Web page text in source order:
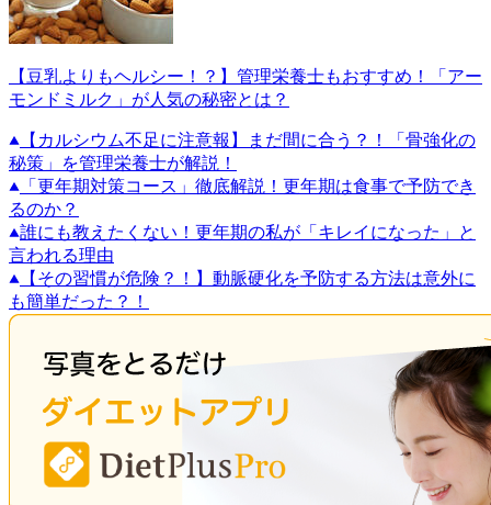
【豆乳よりもヘルシー！？】管理栄養士もおすすめ！「アー
モンドミルク」が人気の秘密とは？
【カルシウム不足に注意報】まだ間に合う？！「骨強化の
秘策」を管理栄養士が解説！
「更年期対策コース」徹底解説！更年期は食事で予防でき
るのか？
誰にも教えたくない！更年期の私が「キレイになった」と
言われる理由
【その習慣が危険？！】動脈硬化を予防する方法は意外に
も簡単だった？！